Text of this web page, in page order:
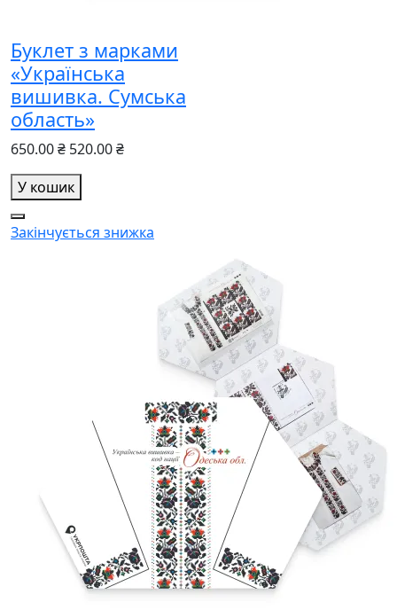
Буклет з марками
«Українська
вишивка. Сумська
область»
650.00 ₴ 520.00 ₴
У кошик
Закінчується знижка